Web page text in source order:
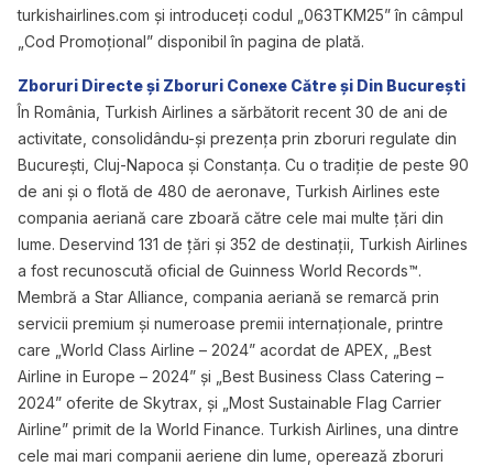
turkishairlines.com și introduceți codul „063TKM25” în câmpul
„Cod Promoțional” disponibil în pagina de plată.
Zboruri Directe și Zboruri Conexe Către și Din București
În România, Turkish Airlines a sărbătorit recent 30 de ani de
activitate, consolidându-și prezența prin zboruri regulate din
București, Cluj-Napoca și Constanța. Cu o tradiție de peste 90
de ani și o flotă de 480 de aeronave, Turkish Airlines este
compania aeriană care zboară către cele mai multe țări din
lume. Deservind 131 de țări și 352 de destinații, Turkish Airlines
a fost recunoscută oficial de Guinness World Records™.
Membră a Star Alliance, compania aeriană se remarcă prin
servicii premium și numeroase premii internaționale, printre
care „World Class Airline – 2024” acordat de APEX, „Best
Airline in Europe – 2024” și „Best Business Class Catering –
2024” oferite de Skytrax, și „Most Sustainable Flag Carrier
Airline” primit de la World Finance. Turkish Airlines, una dintre
cele mai mari companii aeriene din lume, operează zboruri